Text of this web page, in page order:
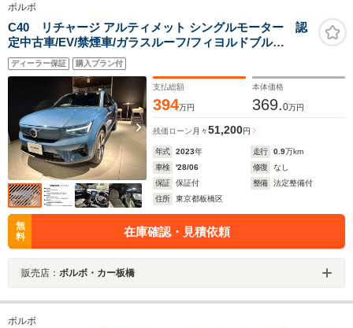
ボルボ
C40 リチャージ アルティメット シングルモーター 認
定中古車/EV/禁煙車/ガラスルーフ/フィヨルドブル
ー/Google搭載/ドライブレコーダー/ETC/クルーズコント
ロール/LEDヘッドライト/パワーテールゲート
ディーラー保証 購入プラン付
支払総額
394万円
本体価格
369.0万円
残価ローン 月々51,200円
年式 2023年 走行 0.9万km
車検
'28/06 修復
なし
保証
保証付 整備
法定整備付
住所
東京都板橋区
無
料
在庫確認・見積依頼
販売店： ボルボ・カー板橋
ボルボ